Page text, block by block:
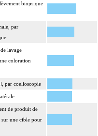
biopsique
par
lavage
coloration
par coelioscopie
de produit de
sur une cible pour